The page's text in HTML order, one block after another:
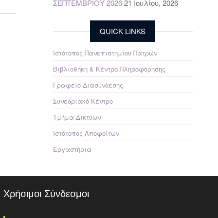
ΣΕΠΤΕΜΒΡΙΟΥ 2026 21 Ιουλίου, 2026
QUICK LINKS
Ιστότοπος Πανεπιστημίου Πατρών
Βιβλιοθήκη & Κέντρο Πληροφόρησης
Γραφείο Διασύνδεσης
Συνεδριακό Κέντρο
Τμήμα Δικτύων
Ιστότοπος Αποφοίτων
Εργαστήρια
Χρήσιμοι Σύνδεσμοι